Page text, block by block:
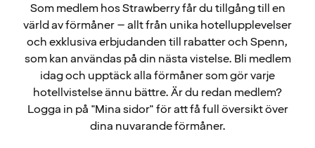
Som medlem hos Strawberry får du tillgång till en
värld av förmåner – allt från unika hotellupplevelser
och exklusiva erbjudanden till rabatter och Spenn,
som kan användas på din nästa vistelse. Bli medlem
idag och upptäck alla förmåner som gör varje
hotellvistelse ännu bättre. Är du redan medlem?
Logga in på "Mina sidor" för att få full översikt över
dina nuvarande förmåner.